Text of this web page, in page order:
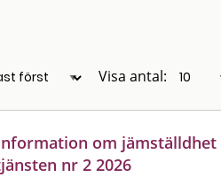
Visa antal:
om jämställdhet
nr 2 2026